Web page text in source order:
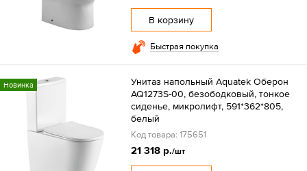
В корзину
Быстрая покупка
Новинка
Унитаз напольный Aquatek Оберон
AQ1273S-00, безободковый, тонкое
сиденье, микролифт, 591*362*805,
белый
Код товара: 175651
21 318 р./шт